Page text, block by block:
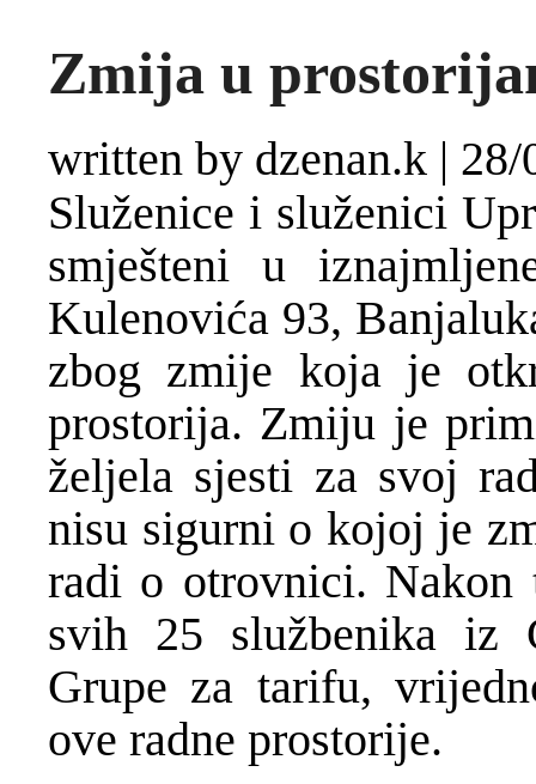
Zmija u
written by dzenan.k | 28/
Služenice i služenici
smješteni u
Kulenovića 93,
zbog zmije koja je
prostorija. Zmiju je
željela sjesti za svoj
nisu sigurni o kojoj je
radi o otrovnici. Nakon
svih 25 službenika iz
Grupe za tarifu,
ove radne prostorije.